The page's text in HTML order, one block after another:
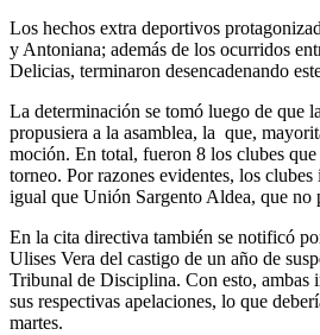
Los hechos extra deportivos
y Antoniana; además de los ocurridos
Delicias, terminaron desencadenando
La determinación se tomó luego de que
propusiera a la asamblea, la que,
moción. En total, fueron 8 los clubes
torneo. Por razones evidentes, los
igual que Unión Sargento Aldea, que no
En la cita directiva también se notificó
Ulises Vera del castigo de un año de
Tribunal de Disciplina. Con esto, ambas
sus respectivas apelaciones, lo que
martes.